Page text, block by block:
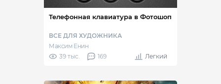
Телефонная клавиатура в Фотошоп
ВСЕ ДЛЯ ХУДОЖНИКА
Максим Енин
39 тыс.
169 Легкий